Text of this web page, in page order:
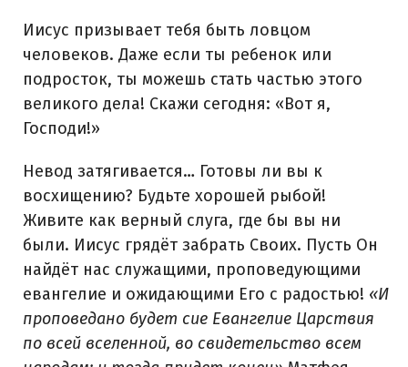
Иисус призывает тебя быть ловцом
человеков. Даже если ты ребенок или
подросток, ты можешь стать частью этого
великого дела! Скажи сегодня: «Вот я,
Господи!»
Невод затягивается… Готовы ли вы к
восхищению? Будьте хорошей рыбой!
Живите как верный слуга, где бы вы ни
были. Иисус грядёт забрать Своих. Пусть Он
найдёт нас служащими, проповедующими
евангелие и ожидающими Его с радостью! «И
проповедано будет сие Евангелие Царствия
по всей вселенной, во свидетельство всем